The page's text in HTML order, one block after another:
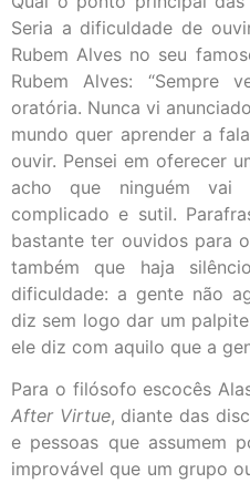
Seria a dificuldade de
Rubem Alves no seu
Rubem Alves: “Sempre
oratória. Nunca vi
mundo quer aprender a
ouvir. Pensei em oferecer
acho que ninguém vai
complicado e sutil.
bastante ter ouvidos para
também que haja
dificuldade: a gente não
diz sem logo dar um
ele diz com aquilo que a
Para o filósofo escocês
After Virtue, diante das
e pessoas que assumem
improvável que um grupo